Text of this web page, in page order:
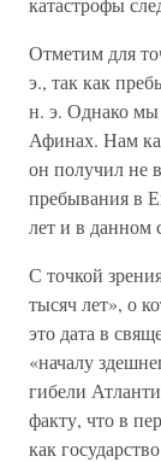
Отметим для
э., так как
н. э. Однако мы
Афинах. Нам
он получил не
пребывания в
лет и в данном
С точкой
тысяч лет», о
это дата в
«началу
гибели
факту, что в
как